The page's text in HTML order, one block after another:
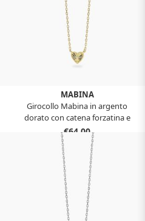
MABINA
Girocollo Mabina in argento
dorato con catena forzatina e
cuore VOILÀ 553906
€64,00